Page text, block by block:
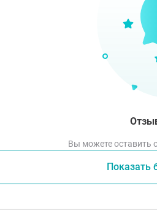
Вы можете оставить
Показать